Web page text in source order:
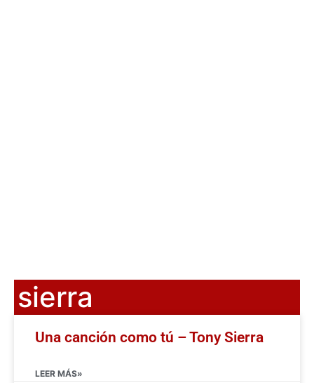
sierra
Una canción como tú – Tony Sierra
LEER MÁS»